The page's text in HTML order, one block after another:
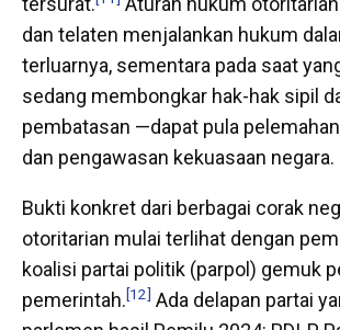
dan telaten menjalankan hukum
terluarnya, sementara pada saat
sedang membongkar hak-hak sipil
pembatasan —dapat pula
dan pengawasan kekuasaan negara.
Bukti konkret dari berbagai corak
otoritarian mulai terlihat dengan
koalisi partai politik (parpol) gemuk
pemerintah.[12] Ada delapan partai